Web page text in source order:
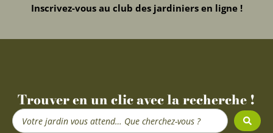
Inscrivez-vous au club des jardiniers en ligne !
Trouver en un clic avec la recherche !
Search
...